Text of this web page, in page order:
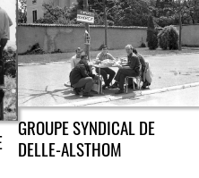
GROUPE SYNDICAL DE
DELLE-ALSTHOM